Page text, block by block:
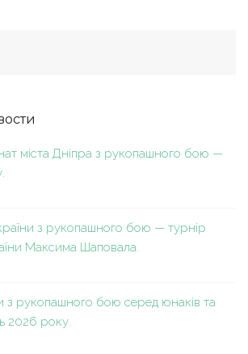
міста Дніпра з рукопашного бою —
з рукопашного бою — турнір
Максима Шаповала.
з рукопашного бою серед юнаків та
2026 року.